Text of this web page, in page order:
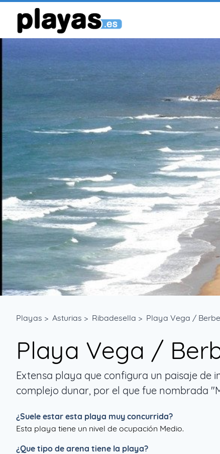
Playas > Asturias > Ribadesella > Playa Vega /
Playa Vega /
Extensa playa que configura un paisaje de
complejo dunar, por el que fue nombrada
¿Suele estar esta playa muy concurrida?
Esta playa tiene un nivel de ocupación Medio.
¿Que tipo de arena tiene la playa?